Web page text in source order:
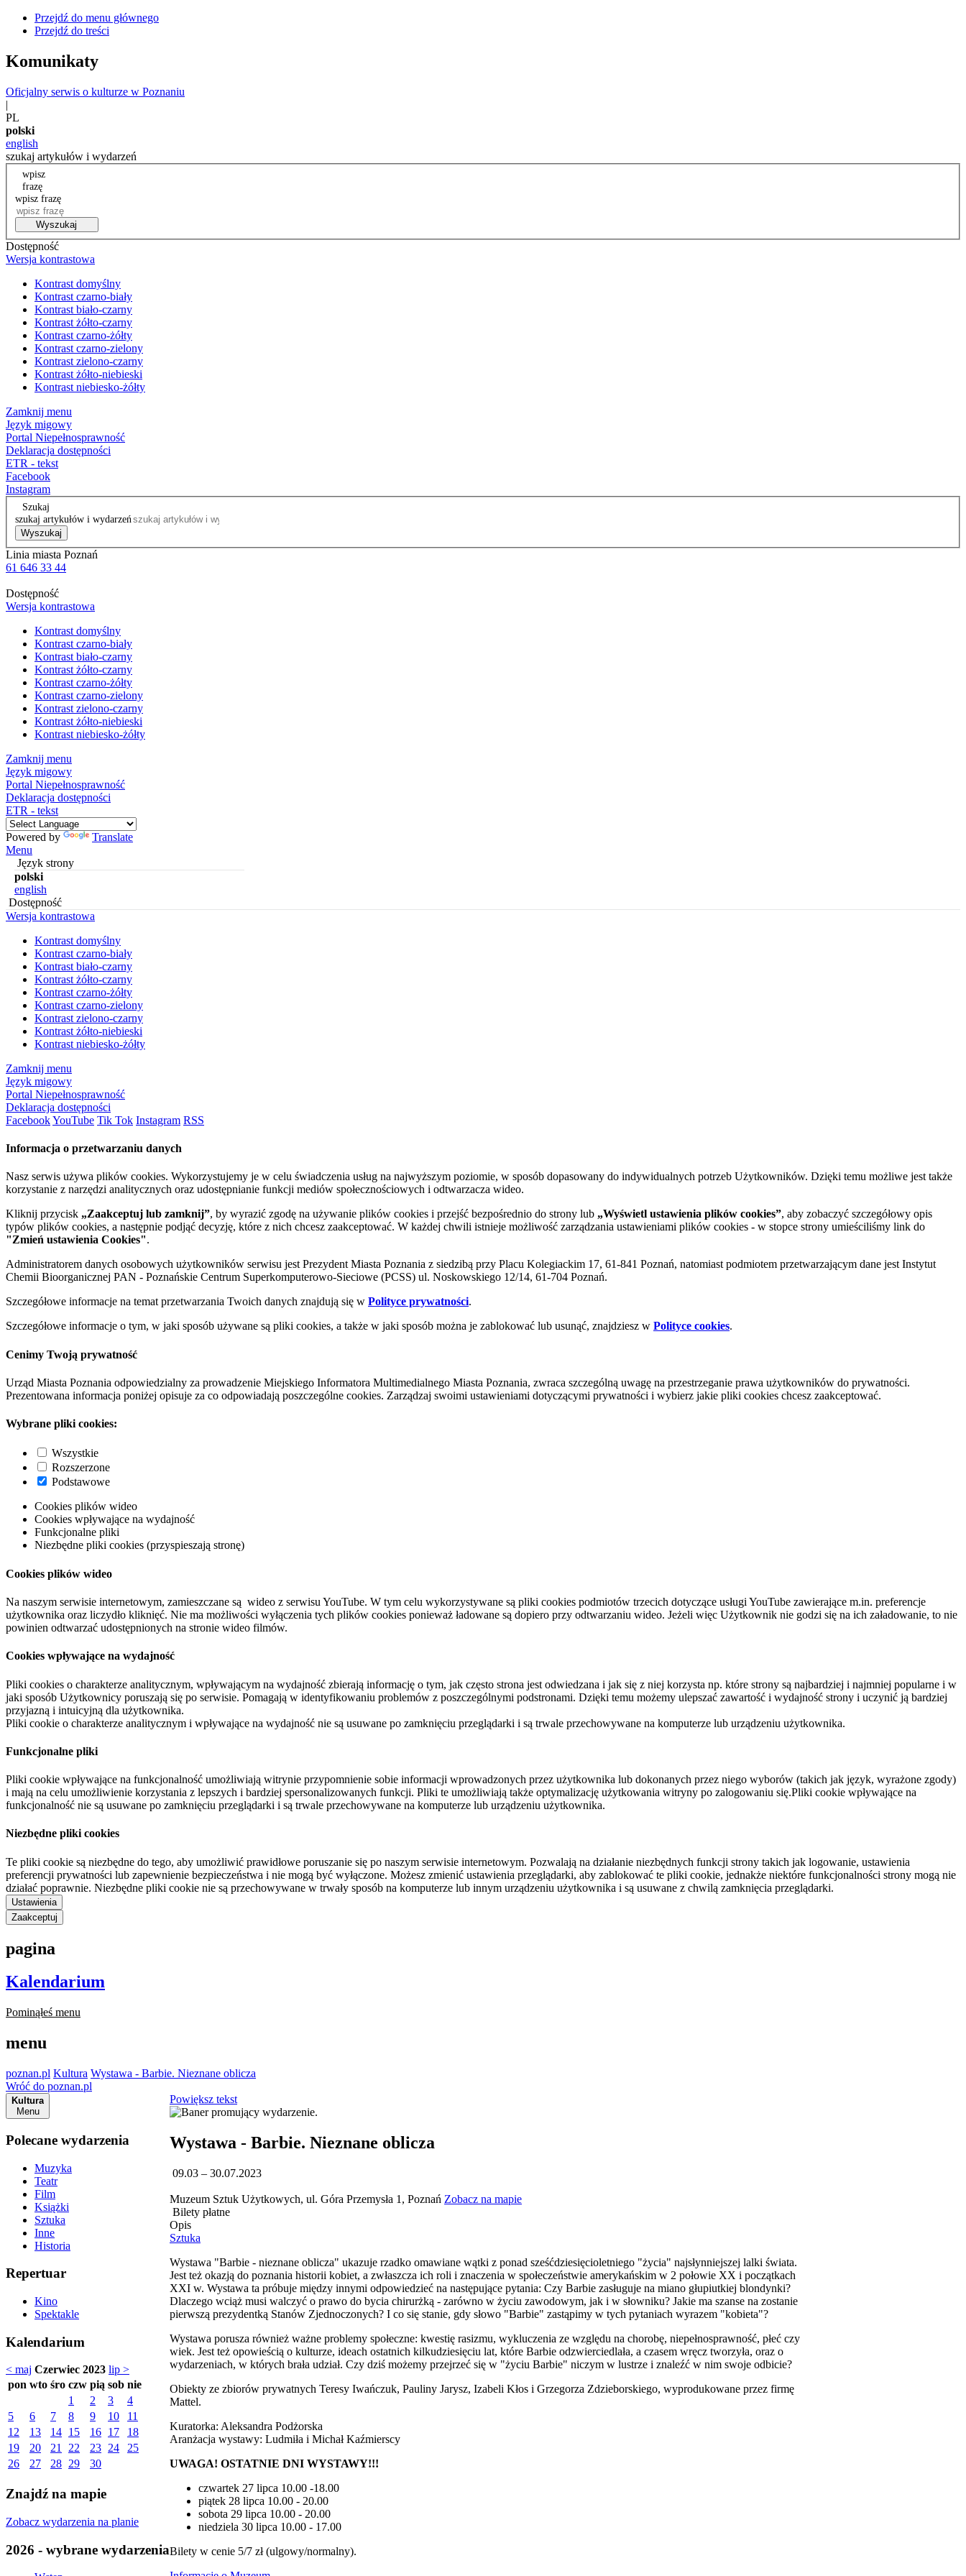
Przejdź do menu głównego
Przejdź do treści
Komunikaty
Oficjalny serwis o kulturze w Poznaniu
|
PL
polski
english
szukaj artykułów i wydarzeń
wpisz
frazę
wpisz frazę
Wyszukaj
Dostępność
Wersja kontrastowa
Kontrast domyślny
Kontrast czarno-biały
Kontrast biało-czarny
Kontrast żółto-czarny
Kontrast czarno-żółty
Kontrast czarno-zielony
Kontrast zielono-czarny
Kontrast żółto-niebieski
Kontrast niebiesko-żółty
Zamknij menu
Język migowy
Portal Niepełnosprawność
Deklaracja dostępności
ETR - tekst
Facebook
Instagram
Szukaj
szukaj artykułów i wydarzeń
Wyszukaj
Linia miasta Poznań
61 646 33 44
Dostępność
Wersja kontrastowa
Kontrast domyślny
Kontrast czarno-biały
Kontrast biało-czarny
Kontrast żółto-czarny
Kontrast czarno-żółty
Kontrast czarno-zielony
Kontrast zielono-czarny
Kontrast żółto-niebieski
Kontrast niebiesko-żółty
Zamknij menu
Język migowy
Portal Niepełnosprawność
Deklaracja dostępności
ETR - tekst
Powered by
Translate
Menu
Język strony
polski
english
Dostępność
Wersja kontrastowa
Kontrast domyślny
Kontrast czarno-biały
Kontrast biało-czarny
Kontrast żółto-czarny
Kontrast czarno-żółty
Kontrast czarno-zielony
Kontrast zielono-czarny
Kontrast żółto-niebieski
Kontrast niebiesko-żółty
Zamknij menu
Język migowy
Portal Niepełnosprawność
Deklaracja dostępności
FacebookYouTube Tik Tok Instagram RSS
Informacja o przetwarzaniu danych
Nasz serwis używa plików cookies. Wykorzystujemy je w celu świadczenia usług na najwyższym poziomie, w sposób dopasowany do indywidualnych potrzeb Użytkowników. Dzięki temu możliwe jest także
korzystanie z narzędzi analitycznych oraz udostępnianie funkcji mediów społecznościowych i odtwarzacza wideo.
Kliknij przycisk „Zaakceptuj lub zamknij”, by wyrazić zgodę na używanie plików cookies i przejść bezpośrednio do strony lub „Wyświetl ustawienia plików cookies”, aby zobaczyć szczegółowy opis
typów plików cookies, a następnie podjąć decyzję, które z nich chcesz zaakceptować. W każdej chwili istnieje możliwość zarządzania ustawieniami plików cookies - w stopce strony umieściliśmy link do
"Zmień ustawienia Cookies".
Administratorem danych osobowych użytkowników serwisu jest Prezydent Miasta Poznania z siedzibą przy Placu Kolegiackim 17, 61-841 Poznań, natomiast podmiotem przetwarzającym dane jest Instytut
Chemii Bioorganicznej PAN - Poznańskie Centrum Superkomputerowo-Sieciowe (PCSS) ul. Noskowskiego 12/14, 61-704 Poznań.
Szczegółowe informacje na temat przetwarzania Twoich danych znajdują się w Polityce prywatności.
Szczegółowe informacje o tym, w jaki sposób używane są pliki cookies, a także w jaki sposób można je zablokować lub usunąć, znajdziesz w Polityce cookies.
Cenimy Twoją prywatność
Urząd Miasta Poznania odpowiedzialny za prowadzenie Miejskiego Informatora Multimedialnego Miasta Poznania, zwraca szczególną uwagę na przestrzeganie prawa użytkowników do prywatności.
Prezentowana informacja poniżej opisuje za co odpowiadają poszczególne cookies. Zarządzaj swoimi ustawieniami dotyczącymi prywatności i wybierz jakie pliki cookies chcesz zaakceptować.
Wybrane pliki cookies:
Wszystkie
Rozszerzone
Podstawowe
Cookies plików wideo
Cookies wpływające na wydajność
Funkcjonalne pliki
Niezbędne pliki cookies (przyspieszają stronę)
Cookies plików wideo
Na naszym serwisie internetowym, zamieszczane są wideo z serwisu YouTube. W tym celu wykorzystywane są pliki cookies podmiotów trzecich dotyczące usługi YouTube zawierające m.in. preferencje
użytkownika oraz liczydło kliknięć. Nie ma możliwości wyłączenia tych plików cookies ponieważ ładowane są dopiero przy odtwarzaniu wideo. Jeżeli więc Użytkownik nie godzi się na ich załadowanie, to nie
powinien odtwarzać udostępnionych na stronie wideo filmów.
Cookies wpływające na wydajność
Pliki cookies o charakterze analitycznym, wpływającym na wydajność zbierają informację o tym, jak często strona jest odwiedzana i jak się z niej korzysta np. które strony są najbardziej i najmniej popularne i w
jaki sposób Użytkownicy poruszają się po serwisie. Pomagają w identyfikowaniu problemów z poszczególnymi podstronami. Dzięki temu możemy ulepszać zawartość i wydajność strony i uczynić ją bardziej
przyjazną i intuicyjną dla użytkownika.
Pliki cookie o charakterze analitycznym i wpływające na wydajność nie są usuwane po zamknięciu przeglądarki i są trwale przechowywane na komputerze lub urządzeniu użytkownika.
Funkcjonalne pliki
Pliki cookie wpływające na funkcjonalność umożliwiają witrynie przypomnienie sobie informacji wprowadzonych przez użytkownika lub dokonanych przez niego wyborów (takich jak język, wyrażone zgody)
i mają na celu umożliwienie korzystania z lepszych i bardziej spersonalizowanych funkcji. Pliki te umożliwiają także optymalizację użytkowania witryny po zalogowaniu się.Pliki cookie wpływające na
funkcjonalność nie są usuwane po zamknięciu przeglądarki i są trwale przechowywane na komputerze lub urządzeniu użytkownika.
Niezbędne pliki cookies
Te pliki cookie są niezbędne do tego, aby umożliwić prawidłowe poruszanie się po naszym serwisie internetowym. Pozwalają na działanie niezbędnych funkcji strony takich jak logowanie, ustawienia
preferencji prywatności lub zapewnienie bezpieczeństwa i nie mogą być wyłączone. Możesz zmienić ustawienia przeglądarki, aby zablokować te pliki cookie, jednakże niektóre funkcjonalności strony mogą nie
działać poprawnie. Niezbędne pliki cookie nie są przechowywane w trwały sposób na komputerze lub innym urządzeniu użytkownika i są usuwane z chwilą zamknięcia przeglądarki.
Ustawienia
Zaakceptuj
pagina
Kalendarium
Pominąłeś menu
menu
poznan.pl Kultura Wystawa - Barbie. Nieznane oblicza
Wróć do poznan.pl
Kultura
Menu
Polecane wydarzenia
Muzyka
Teatr
Film
Książki
Sztuka
Inne
Historia
Repertuar
Kino
Spektakle
Kalendarium
< maj Czerwiec 2023 lip >
pon wto śro czw pią sob nie
1
2 3
4
5
6 7 8 9 10
11
12
13 14 15 16 17
18
19
20 21 22 23 24
25
26
27 28 29 30
Znajdź na mapie
Zobacz wydarzenia na planie
2026 - wybrane wydarzenia
Powiększ tekst
Wystawa - Barbie. Nieznane oblicza
09.03 – 30.07.2023
Muzeum Sztuk Użytkowych, ul. Góra Przemysła 1, Poznań Zobacz na mapie
Bilety płatne
Opis
Sztuka
Wystawa "Barbie - nieznane oblicza" ukazuje rzadko omawiane wątki z ponad sześćdziesięcioletniego "życia" najsłynniejszej lalki świata.
Jest też okazją do poznania historii kobiet, a zwłaszcza ich roli i znaczenia w społeczeństwie amerykańskim w 2 połowie XX i początkach
XXI w. Wystawa ta próbuje między innymi odpowiedzieć na następujące pytania: Czy Barbie zasługuje na miano głupiutkiej blondynki?
Dlaczego wciąż musi walczyć o prawo do bycia chirurżką - zarówno w życiu zawodowym, jak i w słowniku? Jakie ma szanse na zostanie
pierwszą prezydentką Stanów Zjednoczonych? I co się stanie, gdy słowo "Barbie" zastąpimy w tych pytaniach wyrazem "kobieta"?
Wystawa porusza również ważne problemy społeczne: kwestię rasizmu, wykluczenia ze względu na chorobę, niepełnosprawność, płeć czy
wiek. Jest też opowieścią o kulturze, ideach ostatnich kilkudziesięciu lat, które Barbie odzwierciedlała, a czasem wręcz tworzyła, oraz o
wydarzeniach, w których brała udział. Czy dziś możemy przejrzeć się w "życiu Barbie" niczym w lustrze i znaleźć w nim swoje odbicie?
Obiekty ze zbiorów prywatnych Teresy Iwańczuk, Pauliny Jarysz, Izabeli Kłos i Grzegorza Zdzieborskiego, wyprodukowane przez firmę
Mattel.
Kuratorka: Aleksandra Podżorska
Aranżacja wystawy: Ludmiła i Michał Kaźmierscy
UWAGA! OSTATNIE DNI WYSTAWY!!!
czwartek 27 lipca 10.00 -18.00
piątek 28 lipca 10.00 - 20.00
sobota 29 lipca 10.00 - 20.00
niedziela 30 lipca 10.00 - 17.00
Bilety w cenie 5/7 zł (ulgowy/normalny).